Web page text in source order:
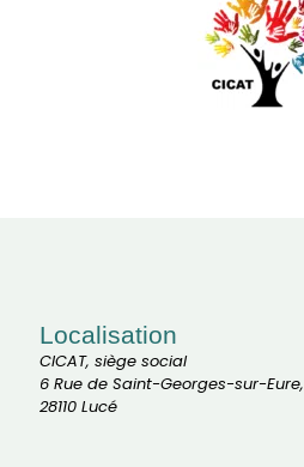
Localisation
CICAT, siège social
6 Rue de Saint-Georges-sur-Eure,
28110 Lucé